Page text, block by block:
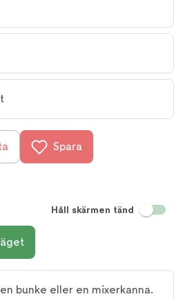
Spara
Håll skärmen tänd
bunke eller en mixerkanna.